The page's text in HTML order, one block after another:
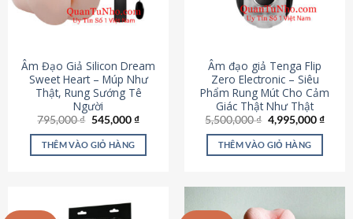
Âm Đạo Giả Silicon Dream
Sweet Heart – Múp Như
Thật, Rung Sướng Tê
Người
795,000₫ Giá
là:
795,000 ₫.
545,000₫Giá
tại
545,000 ₫.
THÊM VÀO GIỎ HÀNG
Âm đạo giả Tenga Flip
Zero Electronic – Siêu
Phẩm Rung Mút Cho Cảm
Giác Thật Như Thật
5,500,000₫ Giá
gốc
là:
5,500,000 ₫.
4,995,000₫Giá
THÊM VÀO GIỎ HÀNG